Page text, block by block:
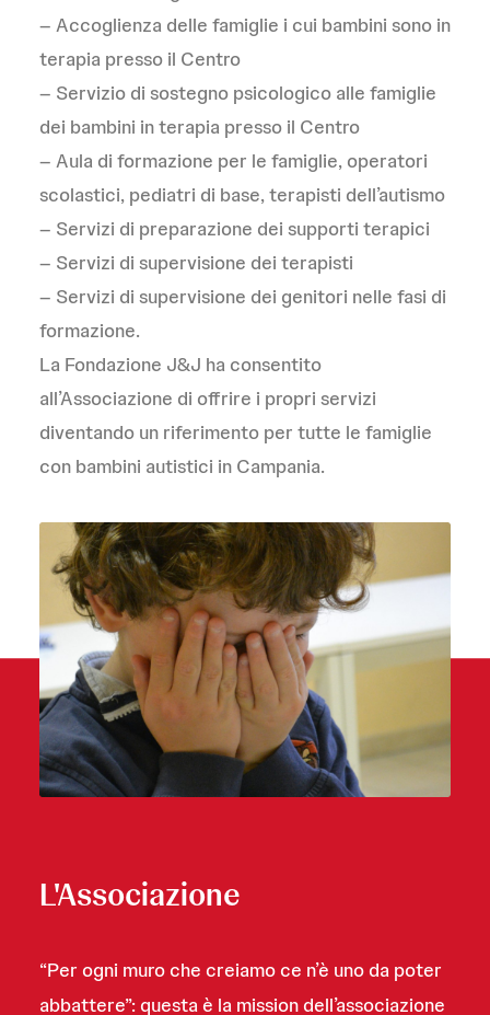
– Accoglienza delle famiglie i cui bambini sono in
terapia presso il Centro
– Servizio di sostegno psicologico alle famiglie
dei bambini in terapia presso il Centro
– Aula di formazione per le famiglie, operatori
scolastici, pediatri di base, terapisti dell’autismo
– Servizi di preparazione dei supporti terapici
– Servizi di supervisione dei terapisti
– Servizi di supervisione dei genitori nelle fasi di
formazione.
La Fondazione J&J ha consentito
all’Associazione di offrire i propri servizi
diventando un riferimento per tutte le famiglie
con bambini autistici in Campania.
L'Associazione
“Per ogni muro che creiamo ce n’è uno da poter
abbattere”: questa è la mission dell’associazione